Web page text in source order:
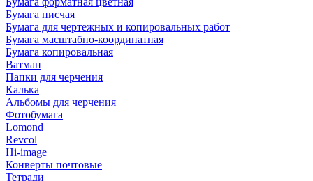
Бумага писчая
Бумага для чертежных и копировальных работ
Бумага масштабно-координатная
Бумага копировальная
Ватман
Папки для черчения
Калька
Альбомы для черчения
Фотобумага
Lomond
Revcol
Hi-image
Конверты почтовые
Тетради